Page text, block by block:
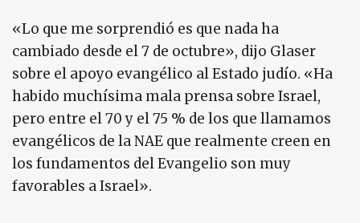
«Lo que me sorprendió es que nada ha
cambiado desde el 7 de octubre», dijo Glaser
sobre el apoyo evangélico al Estado judío. «Ha
habido muchísima mala prensa sobre Israel,
pero entre el 70 y el 75 % de los que llamamos
evangélicos de la NAE que realmente creen en
los fundamentos del Evangelio son muy
favorables a Israel».